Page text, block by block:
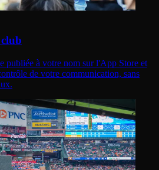
publiée à votre nom sur l'App Store et
de votre communication, sans